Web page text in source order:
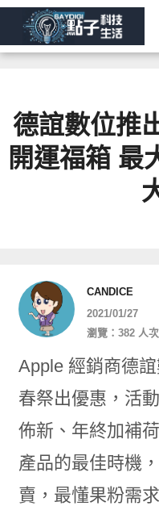
德誼數位推
開運福箱 最
CANDICE
2021/01/27
瀏覽：382 人次
Apple 經銷商德
春祭出優惠，活
佈新、年終加補
產品的最佳時機
賣，最懂果粉需